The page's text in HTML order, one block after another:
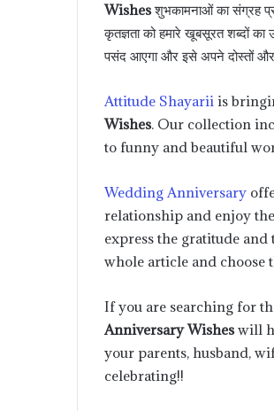
Wishesशुभकामनाओं का संग्रह
कृतज्ञता को हमारे खूबसूरत शब्दों
पसंद आएगा और इसे अपने दोस्तों और
Attitude Shayarii is
Wishes. Our collection
to funny and beautiful
Wedding Anniversary
relationship and enjoy
express the gratitude
whole article and choose
If you are searching for
Anniversary Wisheswill
your parents, husband,
celebrating!!